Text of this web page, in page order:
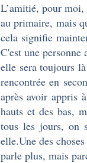
L’amitié, pour
au primaire, mais
cela signifie
C'est une
elle sera toujours
rencontrée en
après avoir appris
hauts et des bas,
tous les jours, on
elle.Une des
parle plus, mais